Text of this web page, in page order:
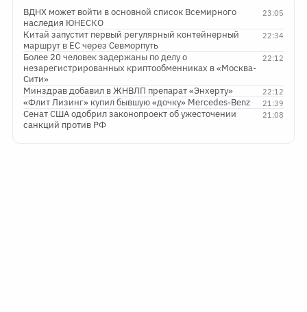
23:05
ВДНХ может войти в основной список Всемирного
наследия ЮНЕСКО
22:34
Китай запустит первый регулярный контейнерный
маршрут в ЕС через Севморпуть
22:12
Более 20 человек задержаны по делу о
незарегистрированных криптообменниках в «Москва-
Сити»
22:12
Минздрав добавил в ЖНВЛП препарат «Энхерту»
21:39
«Флит Лизинг» купил бывшую «дочку» Mercedes-Benz
21:08
Сенат США одобрил законопроект об ужесточении
санкций против РФ